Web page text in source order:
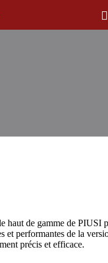
de gamme de PIUSI
et performantes de la
précis et efficace.